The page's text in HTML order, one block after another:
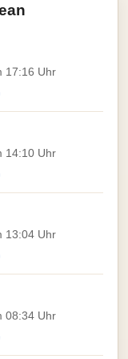
17:16 Uhr
14:10 Uhr
13:04 Uhr
08:34 Uhr